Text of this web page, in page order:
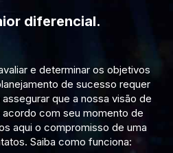
diferencial.
e determinar os objetivos
de sucesso requer
que a nossa visão de
com seu momento de
aqui o compromisso de uma
Saiba como funciona: